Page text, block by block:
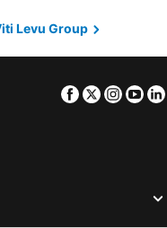
Levu Group
Facebook
Twitter